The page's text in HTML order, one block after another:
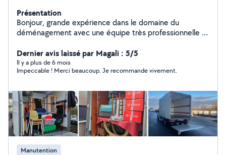
Présentation
Bonjour, grande expérience dans le domaine du
déménagement avec une équipe très professionnelle et
je vous propose mes services pour tous vos
déménagements régionaux ... N'hésitez pas à me
contacter pour un devis rapide. Engagement et travail
Dernier avis laissé par Magali : 5/5
Il y a plus de 6 mois
Impeccable ! Merci beaucoup. Je recommande vivement.
Manutention